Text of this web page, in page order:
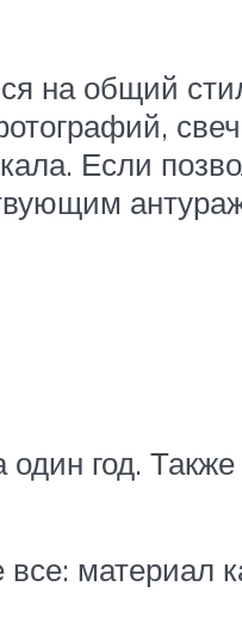
на общий
Если
год.
материал